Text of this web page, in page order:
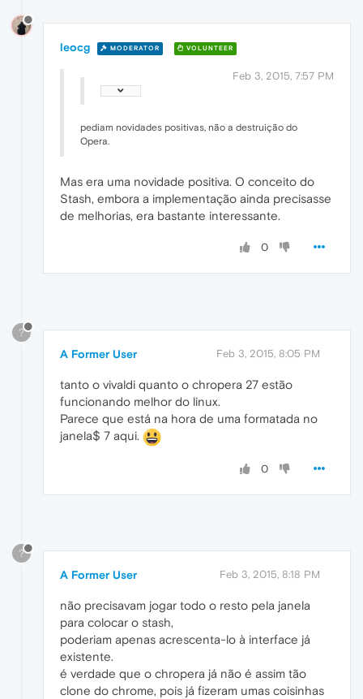
leocg MODERATOR VOLUNTEER
Feb 3, 2015, 7:57 PM
pediam novidades positivas, não a destruição do
Opera.
Mas era uma novidade positiva. O conceito do
Stash, embora a implementação ainda precisasse
de melhorias, era bastante interessante.
0
?
A Former User Feb 3, 2015, 8:05 PM
tanto o vivaldi quanto o chropera 27 estão
funcionando melhor do linux.
Parece que está na hora de uma formatada no
janela$ 7 aqui.
0
?
A Former User Feb 3, 2015, 8:18 PM
não precisavam jogar todo o resto pela janela
para colocar o stash,
poderiam apenas acrescenta-lo à interface já
existente.
é verdade que o chropera já não é assim tão
clone do chrome, pois já fizeram umas coisinhas